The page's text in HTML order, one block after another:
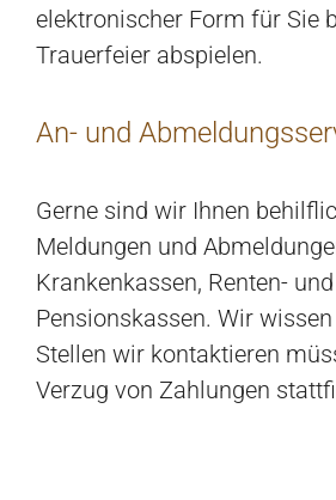
elektronischer Form für Sie
Trauerfeier abspielen.
An- und
Gerne sind wir Ihnen
Meldungen und
Krankenkassen, Renten- und
Pensionskassen. Wir
Stellen wir kontaktieren
Verzug von Zahlungen